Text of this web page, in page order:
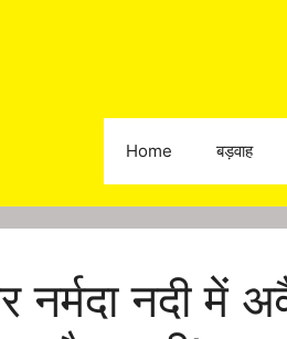
Home बड़वाह
नर्मदा नदी में